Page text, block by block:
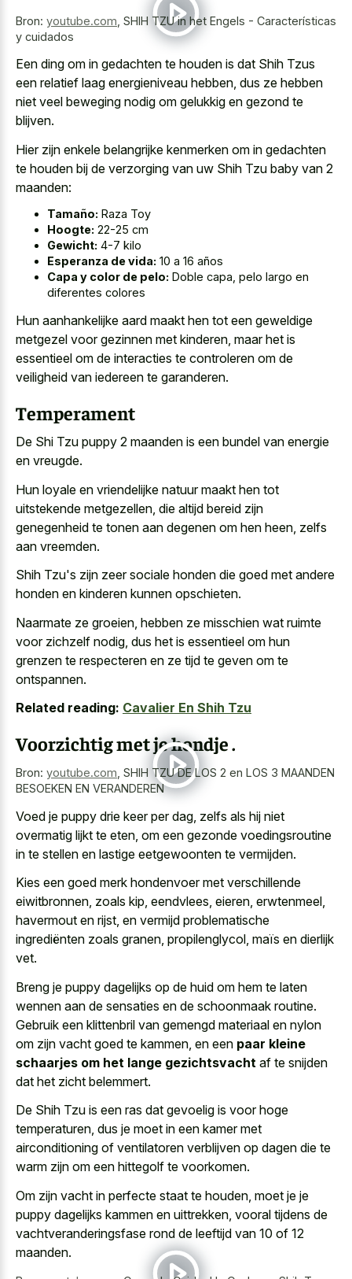
Bron: youtube.com SHIH TZU in het Engels - Características
y cuidados
Een ding om in gedachten te houden is dat Shih Tzus
een relatief laag energieniveau hebben, dus ze hebben
niet veel beweging nodig om gelukkig en gezond te
blijven.
Hier zijn enkele belangrijke kenmerken om in gedachten
te houden bij de verzorging van uw Shih Tzu baby van 2
maanden:
Tamaño: Raza Toy
Hoogte: 22-25 cm
Gewicht: 4-7 kilo
Esperanza de vida: 10 a 16 años
Capa y color de pelo: Doble capa, pelo largo en
diferentes colores
Hun aanhankelijke aard maakt hen tot een geweldige
metgezel voor gezinnen met kinderen, maar het is
essentieel om de interacties te controleren om de
veiligheid van iedereen te garanderen.
Temperament
De Shi Tzu puppy 2 maanden is een bundel van energie
en vreugde.
Hun loyale en vriendelijke natuur maakt hen tot
uitstekende metgezellen , die altijd bereid zijn
genegenheid te tonen aan degenen om hen heen, zelfs
aan vreemden.
Shih Tzu's zijn zeer sociale honden die goed met andere
honden en kinderen kunnen opschieten.
Naarmate ze groeien, hebben ze misschien wat ruimte
voor zichzelf nodig, dus het is essentieel om hun
grenzen te respecteren en ze tijd te geven om te
ontspannen.
Related reading: Cavalier En Shih Tzu
Voorzichtig met je hondje .
Bron: youtube.com SHIH TZU DE LOS 2 en LOS 3 MAANDEN
BESOEKEN EN VERANDEREN
Voed je puppy drie keer per dag, zelfs als hij niet
overmatig lijkt te eten, om een gezonde voedingsroutine
in te stellen en lastige eetgewoonten te vermijden.
Kies een goed merk hondenvoer met verschillende
eiwitbronnen, zoals kip, eendvlees, eieren, erwtenmeel,
havermout en rijst, en vermijd problematische
ingrediënten zoals granen, propilenglycol, maïs en dierlijk
vet.
Breng je puppy dagelijks op de huid om hem te laten
wennen aan de sensaties en de schoonmaak routine.
Gebruik een klittenbril van gemengd materiaal en nylon
om zijn vacht goed te kammen, en een paar kleine
schaarjes om het lange gezichtsvacht af te snijden
dat het zicht belemmert.
De Shih Tzu is een ras dat gevoelig is voor hoge
temperaturen, dus je moet in een kamer met
airconditioning of ventilatoren verblijven op dagen die te
warm zijn om een hittegolf te voorkomen.
Om zijn vacht in perfecte staat te houden, moet je je
puppy dagelijks kammen en uittrekken, vooral tijdens de
vachtveranderingsfase rond de leeftijd van 10 of 12
maanden.